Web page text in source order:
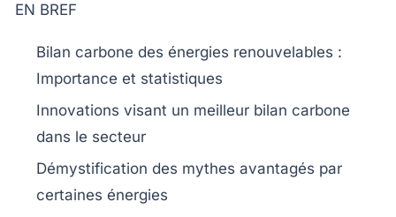
EN BREF
Bilan carbone des énergies renouvelables :
Importance et statistiques
Innovations visant un meilleur bilan carbone
dans le secteur
Démystification des mythes avantagés par
certaines énergies